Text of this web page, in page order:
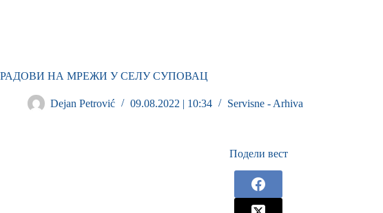
РАДОВИ НА МРЕЖИ У СЕЛУ СУПОВАЦ
Dejan Petrović 09.08.2022 | 10:34 Servisne - Arhiva
Подели вест